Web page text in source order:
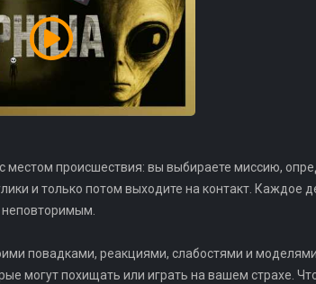
местом происшествия: вы выбираете миссию,
и только потом выходите на контакт. Каждое
неповторимым.
повадками, реакциями, слабостями и
могут похищать или играть на вашем страхе.